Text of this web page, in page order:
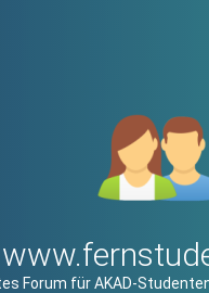
Forum für AKAD-